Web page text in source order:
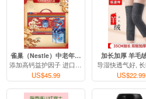
雀巢（Nestle）中老年奶粉礼盒
添加高钙益护因子 进口活性菌
US$45.99
加长加厚 羊毛
导湿快透气好,
US$22.99